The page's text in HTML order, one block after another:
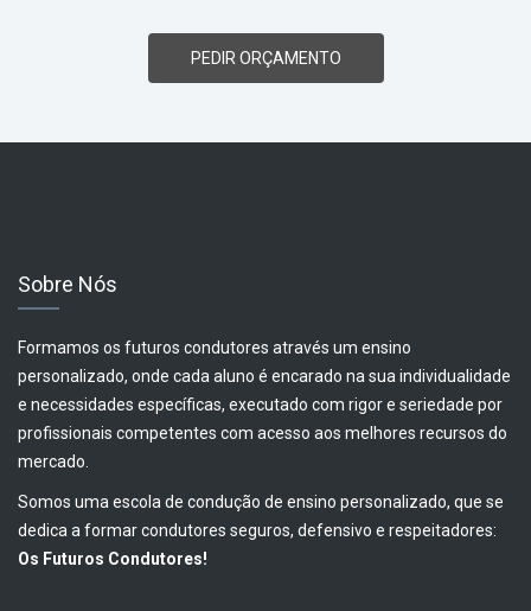
PEDIR ORÇAMENTO
Sobre Nós
Formamos os futuros condutores através um ensino
personalizado, onde cada aluno é encarado na sua individualidade
e necessidades específicas, executado com rigor e seriedade por
profissionais competentes com acesso aos melhores recursos do
mercado.
Somos uma escola de condução de ensino personalizado, que se
dedica a formar condutores seguros, defensivo e respeitadores:
Os Futuros Condutores!